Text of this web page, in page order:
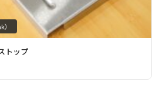
トップ